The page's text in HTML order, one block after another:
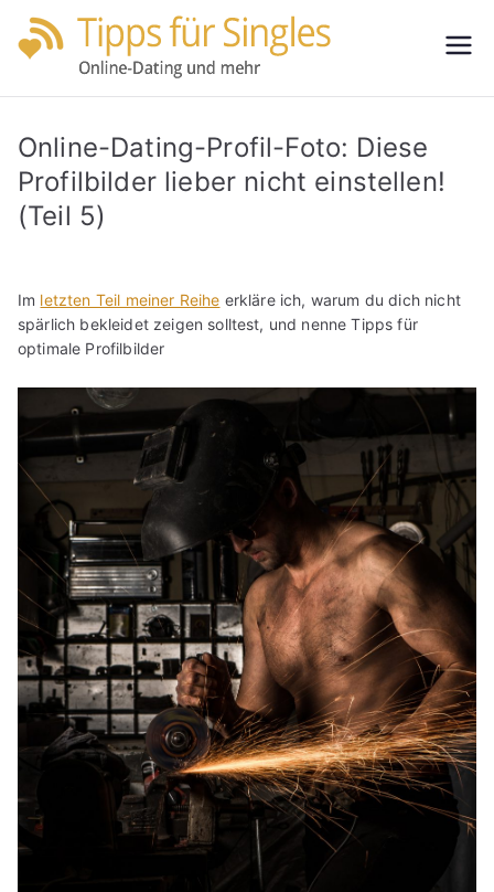
Zum
Inhalt
für
Single
Online-Dating-Profil-Foto: Diese
Profilbilder lieber nicht einstellen!
(Teil 5)
Im letzten Teil meiner Reihe erkläre ich, warum du dich nicht
spärlich bekleidet zeigen solltest, und nenne Tipps für
optimale Profilbilder